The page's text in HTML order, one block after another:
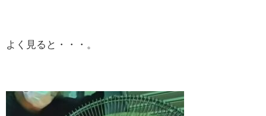
よく見ると・・・。